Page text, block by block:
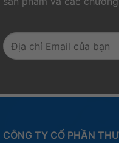
CÔNG TY CỔ PHẦN